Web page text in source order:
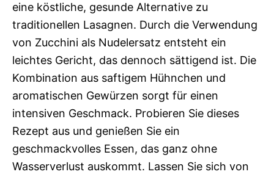
eine köstliche, gesunde Alternative zu
traditionellen Lasagnen. Durch die Verwendung
von Zucchini als Nudelersatz entsteht ein
leichtes Gericht, das dennoch sättigend ist. Die
Kombination aus saftigem Hühnchen und
aromatischen Gewürzen sorgt für einen
intensiven Geschmack. Probieren Sie dieses
Rezept aus und genießen Sie ein
geschmackvolles Essen, das ganz ohne
Wasserverlust auskommt. Lassen Sie sich von